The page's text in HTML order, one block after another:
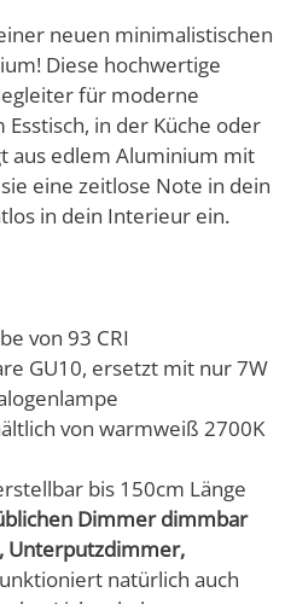
neuen minimalistischen
Diese hochwertige
für moderne
in der Küche oder
aus edlem Aluminium mit
eine zeitlose Note in dein
in dein Interieur ein.
von 93 CRI
GU10, ersetzt mit nur 7W
von warmweiß 2700K
bis 150cm Länge
Dimmer dimmbar
Unterputzdimmer,
natürlich auch